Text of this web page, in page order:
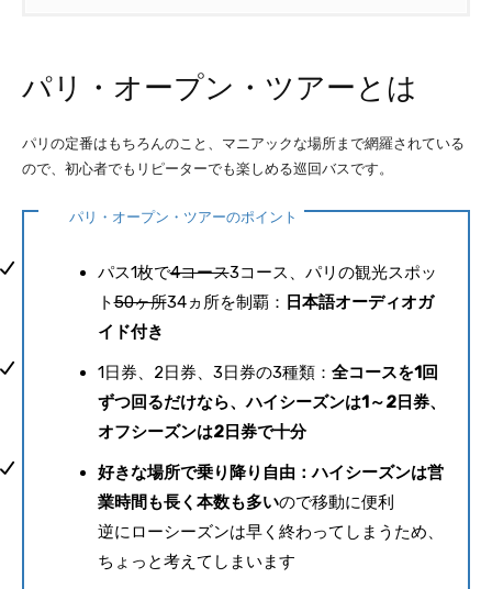
パリ・オープン・ツアーとは
パリの定番はもちろんのこと、マニアックな場所まで網羅されている
ので、初心者でもリピーターでも楽しめる巡回バスです。
パリ・オープン・ツアーのポイント
パス1枚で4コース3コース、パリの観光スポッ
ト50ヶ所34ヵ所を制覇： 日本語オーディオガ
イド付き
1日券、2日券、3日券の3種類： 全コースを1回
ずつ回るだけなら、ハイシーズンは1～2日券、
オフシーズンは2日券で十分
好きな場所で乗り降り自由：ハイシーズンは営
業時間も長く本数も多いので移動に便利
逆にローシーズンは早く終わってしまうため、
ちょっと考えてしまいます